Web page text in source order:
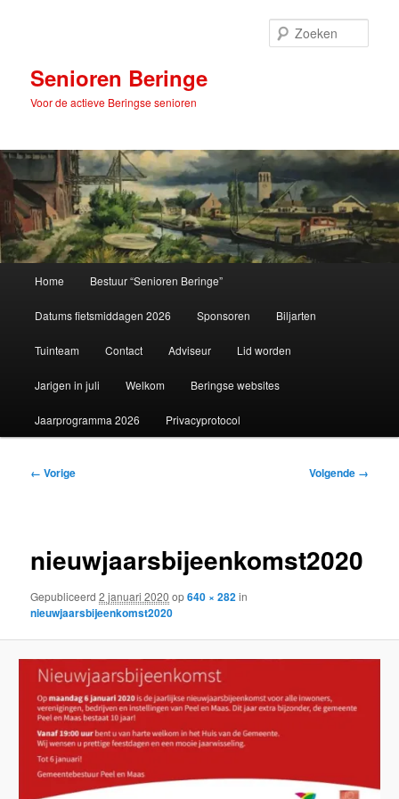
inhoudSenioren Beringe
Voor de actieve Beringse senioren
Home Bestuur “Senioren Beringe”
Datums fietsmiddagen 2026 Sponsoren Biljarten
Tuinteam Contact Adviseur Lid worden
Jarigen in juli Welkom Beringse websites
Jaarprogramma 2026 Privacyprotocol
Afbeeldingsnavigatie
← Vorige Volgende →
nieuwjaarsbijeenkomst2020
Gepubliceerd2 januari 2020 op640 × 282in
nieuwjaarsbijeenkomst2020